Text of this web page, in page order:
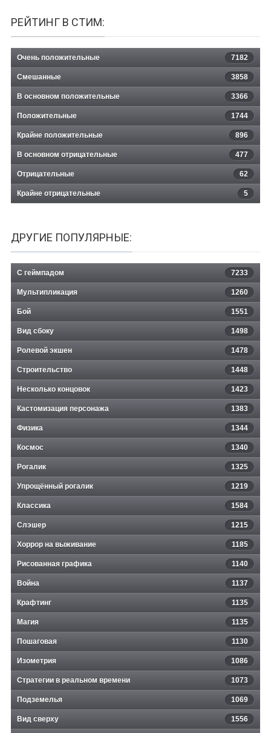
РЕЙТИНГ В СТИМ:
Очень положительные 7182
Смешанные 3858
В основном положительные 3366
Положительные 1744
Крайне положительные 896
В основном отрицательные 477
Отрицательные 62
Крайне отрицательные 5
ДРУГИЕ ПОПУЛЯРНЫЕ:
С геймпадом 7233
Мультипликация 1260
Бой 1551
Вид сбоку 1498
Ролевой экшен 1478
Строительство 1448
Несколько концовок 1423
Кастомизация персонажа 1383
Физика 1344
Космос 1340
Рогалик 1325
Упрощённый рогалик 1219
Классика 1584
Слэшер 1215
Хоррор на выживание 1185
Рисованная графика 1140
Война 1137
Крафтинг 1135
Магия 1135
Пошаговая 1130
Изометрия 1086
Стратегии в реальном времени 1073
Подземелья 1069
Вид сверху 1556